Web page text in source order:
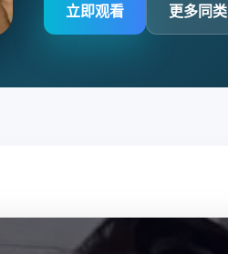
立即观看 更多同类